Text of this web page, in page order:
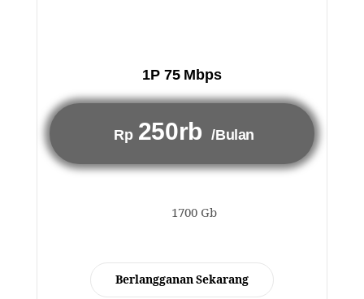
1P 75 Mbps
Rp 250rb /Bulan
1700 Gb
Berlangganan Sekarang